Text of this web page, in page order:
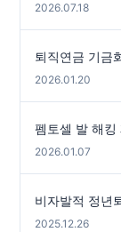
2026.07.18
퇴직연금 기금
2026.01.20
펨토셀 발 해킹
2026.01.07
비자발적 정년
2025.12.26